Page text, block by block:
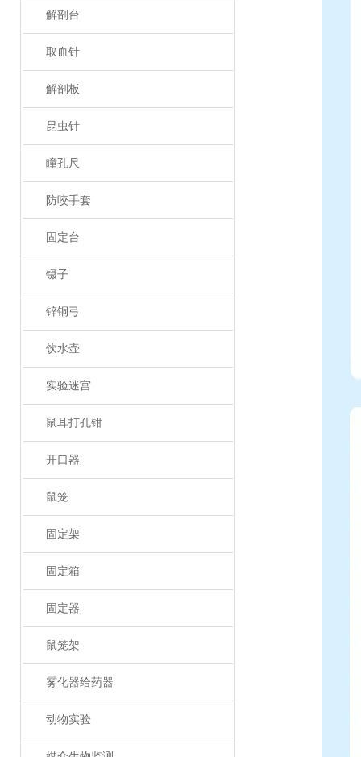
解剖台
取血针
解剖板
昆虫针
瞳孔尺
防咬手套
固定台
镊子
锌铜弓
饮水壶
实验迷宫
鼠耳打孔钳
开口器
鼠笼
固定架
固定箱
固定器
鼠笼架
雾化器给药器
动物实验